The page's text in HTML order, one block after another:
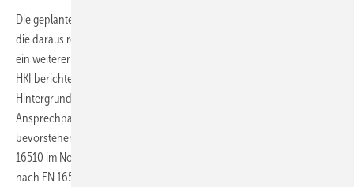
Die geplante Novelle der Ökodesign-Verordnung (EU) 2015/1185 und
die daraus resultierenden Anforderungen für Raumheizgeräte waren
ein weiterer Schwerpunkt. Annekathrin Schmidt und Julia Langer vom
HKI berichteten über den aktuellen Stand und die zahlreichen
Hintergrundgespräche, wo sich der HKI als zuverlässiger
Ansprechpartner in Brüssel positionieren konnte sowie über das
bevorstehende Auslaufen der Übergangsfrist zur neuen Norm EN
16510 im November. Ab diesem Zeitpunkt dürfen nur noch Geräte
nach EN 16510 in Verkehr gebracht werden. Weitere Themen